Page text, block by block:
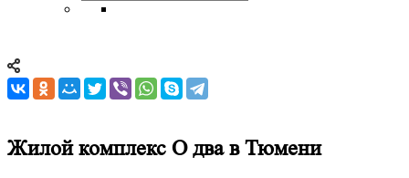
Жилой комплекс О два в Тюмени